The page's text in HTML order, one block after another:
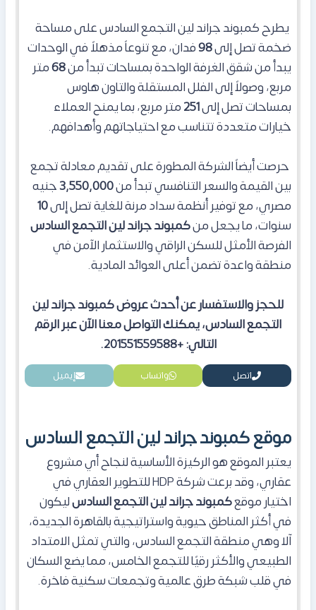
يطرح كمبوند جراند لين التجمع السادس على مساحة
ضخمة تصل إلى98فدان، مع تنوعاً مذهلاً في الوحدات
يبدأ من شقق الغرفة الواحدة بمساحات تبدأ من68متر
مربع، وصولاً إلى الفلل المستقلة والتاون هاوس
بمساحات تصل إلى251متر مربع، بما يمنح العملاء
خيارات متعددة تتناسب مع احتياجاتهم وأهدافهم.
حرصت أيضاً الشركة المطورة على تقديم معادلة تجمع
بين القيمة والسعر التنافسي تبدأ من3,550,000جنيه
مصري، مع توفير أنظمة سداد مرنة للغاية تصل إلى10
سنوات، ما يجعل منكمبوند جراند لين التجمع السادس
الفرصة الأمثل للسكن الراقي والاستثمار الآمن في
منطقة واعدة تضمن أعلى العوائد المادية.
للحجز والاستفسار عن أحدث عروض كمبوند جراند لين
التجمع السادس، يمكنك التواصل معنا الآن عبر الرقم
التالي: +201551559588.
اتصل واتساب إيميل
موقع كمبوند جراند لين التجمع السادس
يعتبر الموقع هو الركيزة الأساسية لنجاح أي مشروع
عقاري، وقد برعت شركة HDP للتطوير العقاري في
اختيار موقعكمبوند جراند لين التجمع السادسليكون
في أكثر المناطق حيوية واستراتيجية بالقاهرة الجديدة،
آلا وهي منطقة التجمع السادس، والتي تمثل الامتداد
الطبيعي والأكثر رقيًا للتجمع الخامس، مما يضع السكان
في قلب شبكة طرق عالمية وتجمعات سكنية فاخرة.